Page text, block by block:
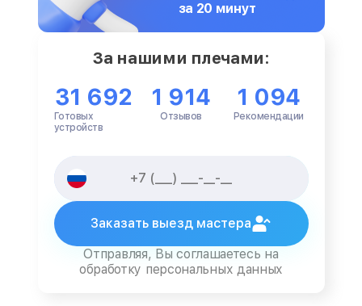
за 20 минут
За нашими плечами:
31 692
Готовых
устройств
1 914
Отзывов
1 094
Рекомендации
Заказать выезд мастера
Отправляя, Вы соглашаетесь на
обработку персональных данных